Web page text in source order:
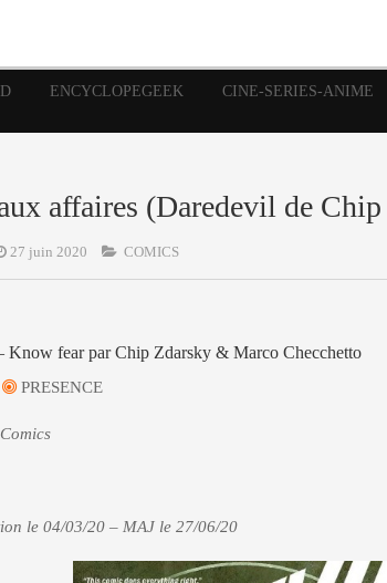
ENCYCLOPEGEEK CINE-SERIES-ANIME
affaires (Daredevil de
27 juin 2020 COMICS
Know fear par Chip Zdarsky & Marco Checchetto
PRESENCE
le 04/03/20 – MAJ le 27/06/20